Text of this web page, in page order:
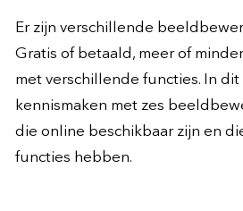
Er zijn verschillende
Gratis of betaald, meer of
met verschillende functies. In
kennismaken met zes
die online beschikbaar zijn en
functies hebben.